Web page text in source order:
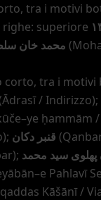
tra i motivi
superiore
محمد خان
corto, tra i motivi
(Ādrasī / Indirizzo);
–ye ḥammām
قنبر دکان
پهلوی سید محمد
–e Pahlavī
Kāšānī /